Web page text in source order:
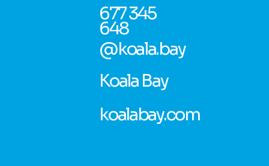
677 345
648
@koala.bay
Koala Bay
koalabay.com